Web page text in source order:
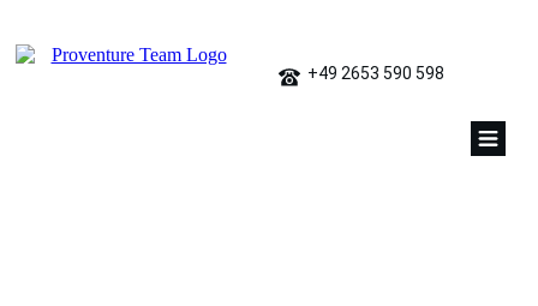
+49 2653 590 598